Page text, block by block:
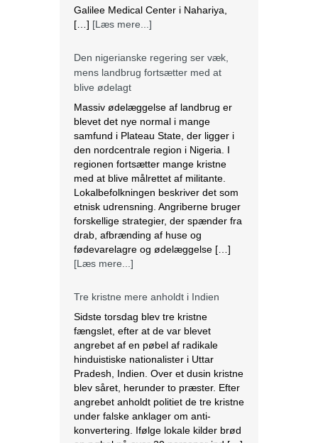
etnisk udrensning. Angriberne bruger
forskellige strategier, der spænder fra
fødevarelagre og ødelæggelse […]
[Læs mere...]
Tre kristne mere anholdt i Indien
Sidste torsdag blev tre kristne
fængslet, efter at de var blevet
angrebet af en pøbel af radikale
hinduistiske nationalister i Uttar
Pradesh, Indien. Over et dusin kristne
blev såret, herunder to præster. Efter
angrebet anholdt politiet de tre kristne
under falske anklager om anti-
konvertering. Ifølge lokale kilder brød
en pøbel på over 20 personer ind […]
[Læs mere...]
Saudi-Arabien omfavnede koptisk jul.
Biskop Marcos fra Egyptens Koptisk-
ortodokse kirke besøgte Saudi
Arabien, hvor han fejrede den østlige
juleliturgi sammen med 3.000
koptiske kristne bosiddende i landet.
Dette var den første offentlige
julefejring anerkendt af den islamiske
nation, der er hjemsted for
pilgrimsfærdsstederne Mekka og